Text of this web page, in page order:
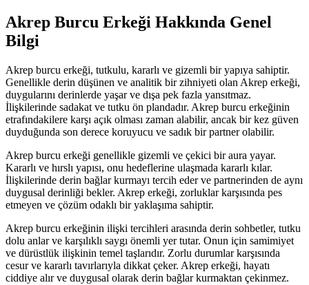
Akrep Burcu Erkeği Hakkında Genel
Bilgi
Akrep burcu erkeği, tutkulu, kararlı ve gizemli bir yapıya sahiptir.
Genellikle derin düşünen ve analitik bir zihniyeti olan Akrep erkeği,
duygularını derinlerde yaşar ve dışa pek fazla yansıtmaz.
İlişkilerinde sadakat ve tutku ön plandadır. Akrep burcu erkeğinin
etrafındakilere karşı açık olması zaman alabilir, ancak bir kez güven
duyduğunda son derece koruyucu ve sadık bir partner olabilir.
Akrep burcu erkeği genellikle gizemli ve çekici bir aura yayar.
Kararlı ve hırslı yapısı, onu hedeflerine ulaşmada kararlı kılar.
İlişkilerinde derin bağlar kurmayı tercih eder ve partnerinden de aynı
duygusal derinliği bekler. Akrep erkeği, zorluklar karşısında pes
etmeyen ve çözüm odaklı bir yaklaşıma sahiptir.
Akrep burcu erkeğinin ilişki tercihleri arasında derin sohbetler, tutku
dolu anlar ve karşılıklı saygı önemli yer tutar. Onun için samimiyet
ve dürüstlük ilişkinin temel taşlarıdır. Zorlu durumlar karşısında
cesur ve kararlı tavırlarıyla dikkat çeker. Akrep erkeği, hayatı
ciddiye alır ve duygusal olarak derin bağlar kurmaktan çekinmez.